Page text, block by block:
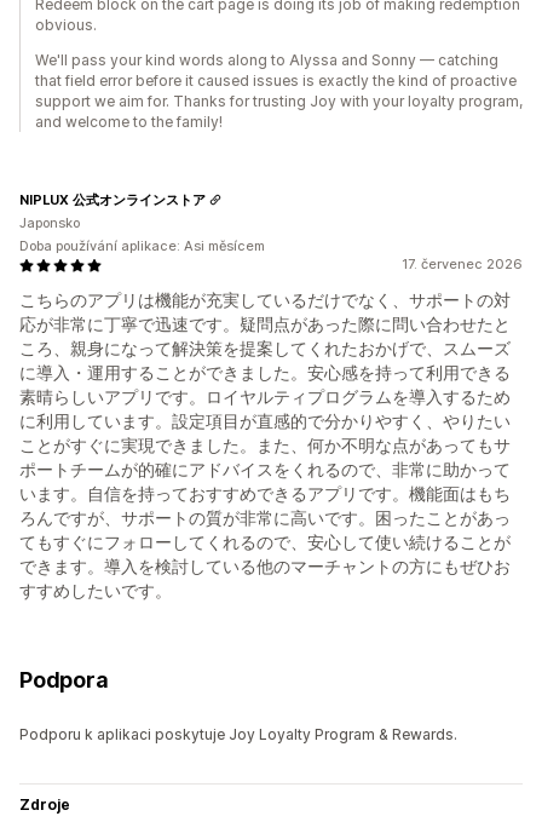
Redeem block on the cart page is doing its job of making redemption
obvious.
We'll pass your kind words along to Alyssa and Sonny — catching
that field error before it caused issues is exactly the kind of proactive
support we aim for. Thanks for trusting Joy with your loyalty program,
and welcome to the family!
17. červenec 2026
こちらのアプリは機能が充実しているだけでなく、サポートの対
応が非常に丁寧で迅速です。疑問点があった際に問い合わせたと
ころ、親身になって解決策を提案してくれたおかげで、スムーズ
に導入・運用することができました。安心感を持って利用できる
素晴らしいアプリです。ロイヤルティプログラムを導入するため
に利用しています。設定項目が直感的で分かりやすく、やりたい
ことがすぐに実現できました。また、何か不明な点があってもサ
ポートチームが的確にアドバイスをくれるので、非常に助かって
います。自信を持っておすすめできるアプリです。機能面はもち
ろんですが、サポートの質が非常に高いです。困ったことがあっ
てもすぐにフォローしてくれるので、安心して使い続けることが
できます。導入を検討している他のマーチャントの方にもぜひお
すすめしたいです。
NIPLUX 公式オンラインストア
Japonsko
Doba používání aplikace: Asi měsícem
Podpora
Podporu k aplikaci poskytuje Joy Loyalty Program & Rewards.
Zdroje